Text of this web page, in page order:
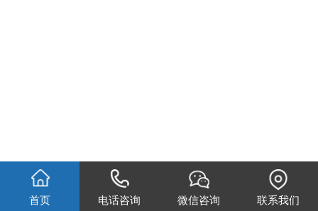
首页 电话咨询 微信咨询 联系我们